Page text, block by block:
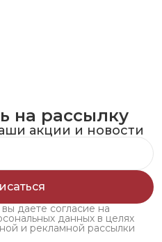
на рассылку
акции и новости
даете согласие на
данных в целях
и рекламной рассылки